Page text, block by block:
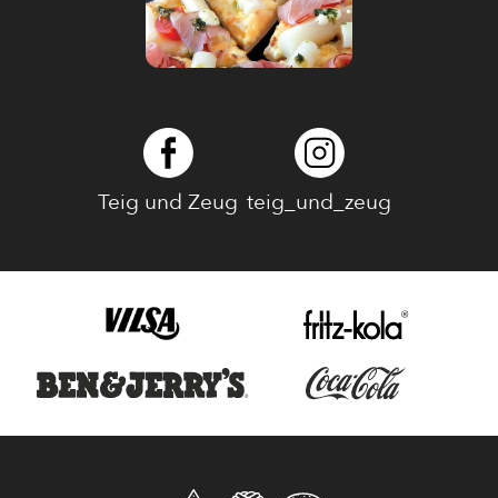
Teig und Zeug teig_und_zeug